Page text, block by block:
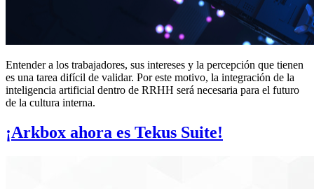
Entender a los trabajadores, sus intereses y la percepción que tienen
es una tarea difícil de validar. Por este motivo, la integración de la
inteligencia artificial dentro de RRHH será necesaria para el futuro
de la cultura interna.
¡Arkbox ahora es Tekus Suite!